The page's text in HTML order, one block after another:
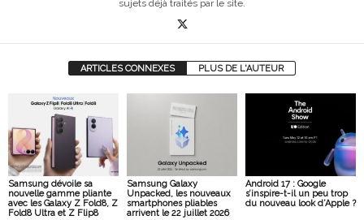
sujets déjà traités par le site.
ARTICLES CONNEXES PLUS DE L'AUTEUR
Samsung dévoile sa
nouvelle gamme pliante
avec les Galaxy Z Fold8, Z
Fold8 Ultra et Z Flip8
Samsung Galaxy
Unpacked, les nouveaux
smartphones pliables
arrivent le 22 juillet 2026
Android 17 : Google
s’inspire-t-il un peu trop
du nouveau look d’Apple ?